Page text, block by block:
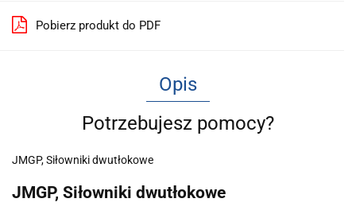
Pobierz produkt do PDF
Opis
Potrzebujesz pomocy?
JMGP, Siłowniki dwutłokowe
JMGP, Siłowniki dwutłokowe